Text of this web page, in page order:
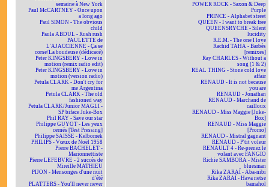
semaine à New York
Paul McCARTNEY - Once upon
a long ago
Paul SIMON - The obvious
child
Paula ABDUL - Rush rush
PAULETTE de
L'AJACCIENNE - Ça se
corse/La boudeuse (dédicacé)
Peter KINGSBERY - Love in
motion (remix radio edit)
Peter KINGSBERY - Love in
motion (version radio)
Petula CLARK - Don't cry for
me Argentina
Petula CLARK - The old
fashioned way
Petula CLARK/Junior MAGLI -
SP biface Juke-Box
Phil RAY - Save our star
Philippe GUYOT - Les yeux
cernés [Test Pressing]
Philippe SAISSE - Kelbomek
PHILIPS - Vœux de Noël 1958
Pierre BACHELET -
Marionnettiste
Pierre LEFEBVRE - 2 succès de
Mireille MATHIEU
PIJON - Mensonges d'une nuit
d'été
PLATTERS - You'll never never
POWER ROCK - Saxon & Deep
Purple
PRINCE - Alphabet street
QUEEN - I want to break free
QUEENSRYCHE - Silent
lucidity
R.E.M. - The one I love
Rachid TAHA - Barbès
[remixes]
Ray CHARLES - Without a
song (1 & 2)
REAL THING - Stone cold love
affair
RENAUD - It is not because
you are
RENAUD - Jonathan
RENAUD - Marchand de
cailloux
RENAUD - Miss Maggie [Juke-
Box]
RENAUD - Miss Maggie
[Promo]
RENAUD - Mistral gagnant
RENAUD - P'tit voleur
RENAULT 4 - Re-prenez le
volant avec FANGIO
Richie SAMBORA - Mister
bluesman
Rika ZARAÏ - Aba-nibi
Rika ZARAÏ - Hava netse
bamahol